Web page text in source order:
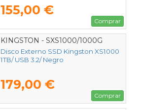
155,00 €
Comprar
KINGSTON - SXS1000/1000G
Disco Externo SSD Kingston XS1000
1TB/ USB 3.2/ Negro
179,00 €
Comprar